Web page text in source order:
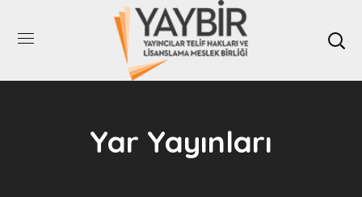
Yar Yayınları